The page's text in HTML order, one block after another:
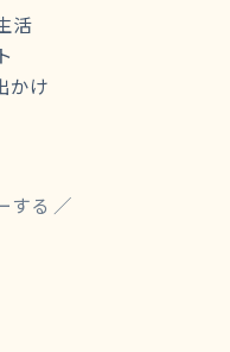
活
かけ
する